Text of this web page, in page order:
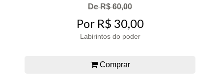
De R$ 60,00
Por R$ 30,00
Labirintos do poder
Comprar